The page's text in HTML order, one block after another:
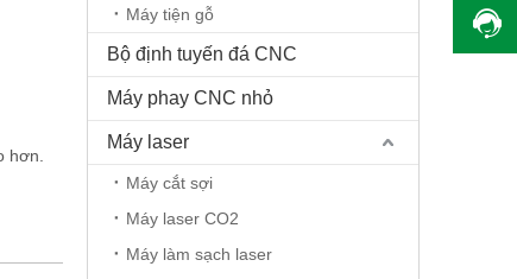
hơn.
Máy tiện gỗ
Bộ định tuyến đá CNC
Máy phay CNC nhỏ
Máy laser
Máy cắt sợi
Máy laser CO2
Máy làm sạch laser